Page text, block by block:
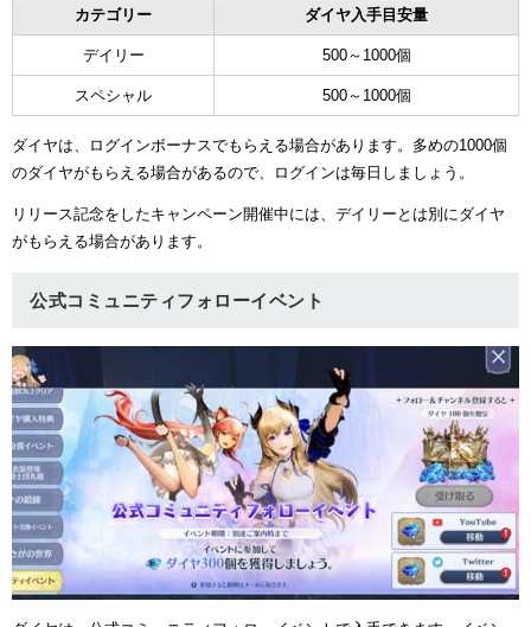
カテゴリー ダイヤ入手目安量
デイリー 500～1000個
スペシャル 500～1000個
ダイヤは、ログインボーナスでもらえる場合があります。多めの1000個
のダイヤがもらえる場合があるので、ログインは毎日しましょう。
リリース記念をしたキャンペーン開催中には、デイリーとは別にダイヤ
がもらえる場合があります。
公式コミュニティフォローイベント